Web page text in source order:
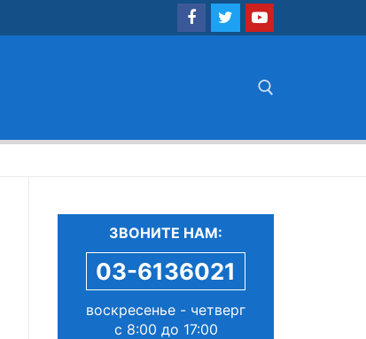
ЗВОНИТЕ НАМ:
03-6136021
воскресенье - четверг
с 8:00 до 17:00